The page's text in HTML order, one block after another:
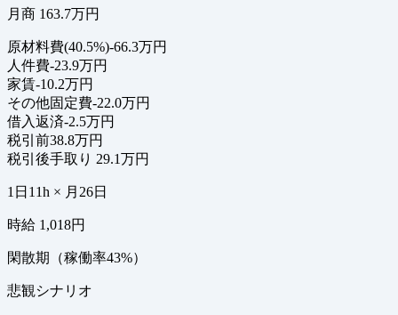
月商 163.7万円
原材料費(40.5%)-66.3万円
人件費-23.9万円
家賃-10.2万円
その他固定費-22.0万円
借入返済-2.5万円
税引前38.8万円
税引後手取り 29.1万円
1日11h × 月26日
時給 1,018円
閑散期（稼働率43%）
悲観シナリオ